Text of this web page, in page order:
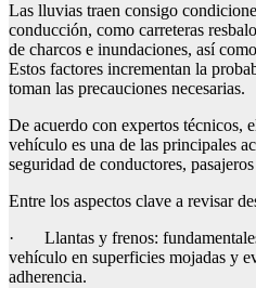
Las lluvias traen consigo
conducción, como carreteras
de charcos e inundaciones, así
Estos factores incrementan la
toman las precauciones necesarias.
De acuerdo con expertos técnicos,
vehículo es una de las principales
seguridad de conductores,
Entre los aspectos clave a revisar
· Llantas y frenos:
vehículo en superficies mojadas y
adherencia.